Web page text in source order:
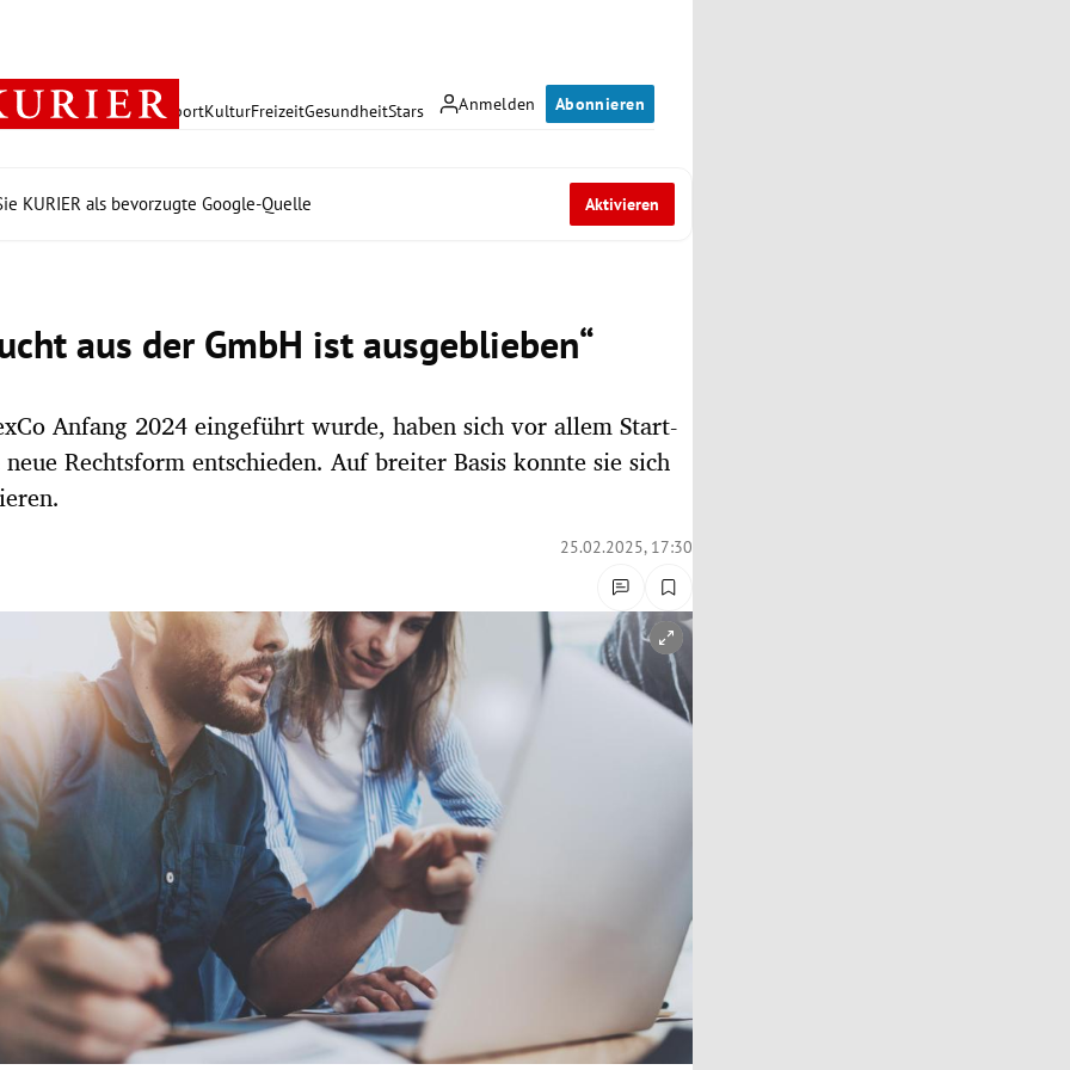
Anmelden Abonnieren
PolitikWirtschaft SportKulturFreizeitGesundheitStars
KURIER als bevorzugte Google-Quelle Aktivieren
aus der GmbH ist ausgeblieben“
Anfang 2024 eingeführt wurde, haben sich vor allem Start-
Rechtsform entschieden. Auf breiter Basis konnte sie sich
25.02.2025, 17:30
öffnen/schließen